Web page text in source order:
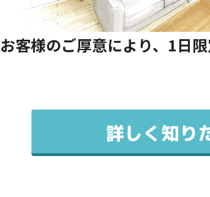
お客様のご厚意により、1日